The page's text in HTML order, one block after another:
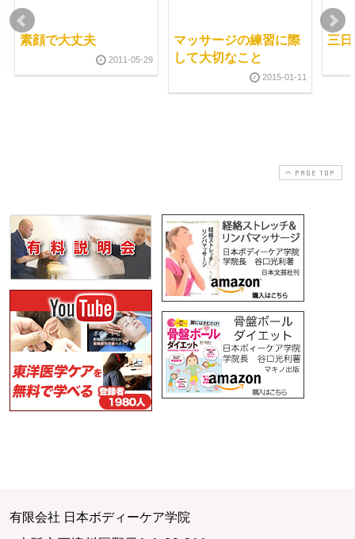
素顔で大丈夫
2011-05-29
マッサージの練習に際
して大切なこと
2015-01-11
三
PAGE TOP
有限会社 日本ボディーケア学院